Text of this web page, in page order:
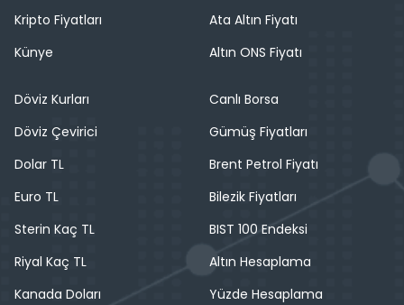
Kripto Fiyatları
Künye
Ata Altın Fiyatı
Altın ONS Fiyatı
Döviz Kurları
Döviz Çevirici
Dolar TL
Euro TL
Sterin Kaç TL
Riyal Kaç TL
Kanada Doları
Canlı Borsa
Gümüş Fiyatları
Brent Petrol Fiyatı
Bilezik Fiyatları
BIST 100 Endeksi
Altın Hesaplama
Yüzde Hesaplama